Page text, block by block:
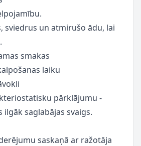
sviedrus un atmirušo ādu, lai
smakas
laiku
pārklājumu -
saglabājas svaigs.
saskaņā ar ražotāja